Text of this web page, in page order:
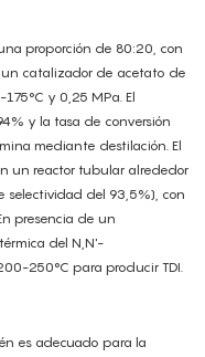
proporción de 80:20, con
un catalizador de acetato de
y 0,25 MPa. El
y la tasa de conversión
mediante destilación. El
un reactor tubular alrededor
selectividad del 93,5%), con
presencia de un
del N,N'-
250°C para producir TDI.
es adecuado para la